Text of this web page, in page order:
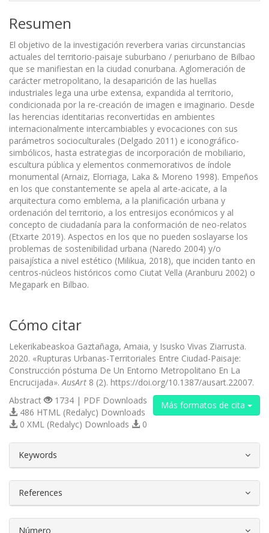
Resumen
El objetivo de la investigación reverbera varias circunstancias
actuales del territorio-paisaje suburbano / periurbano de Bilbao
que se manifiestan en la ciudad conurbana. Aglomeración de
carácter metropolitano, la desaparición de las huellas
industriales lega una urbe extensa, expandida al territorio,
condicionada por la re-creación de imagen e imaginario. Desde
las herencias identitarias reconvertidas en ambientes
internacionalmente intercambiables y evocaciones con sus
parámetros socioculturales (Delgado 2011) e iconográfico-
simbólicos, hasta estrategias de incorporación de mobiliario,
escultura pública y elementos conmemorativos de índole
monumental (Arnaiz, Elorriaga, Laka & Moreno 1998). Empeños
en los que constantemente se apela al arte-acicate, a la
arquitectura como emblema, a la planificación urbana y
ordenación del territorio, a los entresijos económicos y al
concepto de ciudadanía para la conformación de neo-relatos
(Etxarte 2019). Aspectos en los que no pueden soslayarse los
problemas de sostenibilidad urbana (Naredo 2004) y/o
paisajística a nivel estético (Milikua, 2018), que inciden tanto en
centros-núcleos históricos como Ciutat Vella (Aranburu 2002) o
Megapark en Bilbao.
Cómo citar
Lekerikabeaskoa Gaztañaga, Amaia, y Isusko Vivas Ziarrusta.
2020. «Rupturas Urbanas-Territoriales Entre Ciudad-Paisaje:
Construcción póstuma De Un Entorno Metropolitano En La
Encrucijada». AusArt 8 (2). https://doi.org/10.1387/ausart.22007.
Más formatos de cita
Abstract
1734 | PDF Downloads
486 HTML (Redalyc) Downloads
0 XML (Redalyc) Downloads
0
Keywords
References
Número